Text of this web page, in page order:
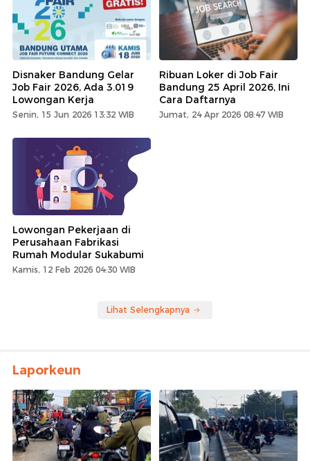
Disnaker Bandung Gelar
Job Fair 2026, Ada 3.019
Lowongan Kerja
Senin, 15 Jun 2026 13:32 WIB
Ribuan Loker di Job Fair
Bandung 25 April 2026, Ini
Cara Daftarnya
Jumat, 24 Apr 2026 08:47 WIB
Lowongan Pekerjaan di
Perusahaan Fabrikasi
Rumah Modular Sukabumi
Kamis, 12 Feb 2026 04:30 WIB
Lihat Selengkapnya
Laporkeun